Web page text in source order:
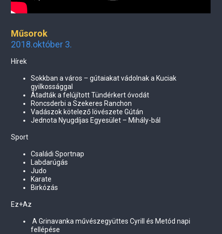
Műsorok
2018.október 3.
Hírek
Sokkban a város – gútaiakat vádolnak a Kuciak
gyilkossággal
Átadták a felújított Tündérkert óvodát
Roncsderbi a Szekeres Ranchon
Vadászok kötelező lövészete Gútán
Jednota Nyugdíjas Egyesület – Mihály-bál
Sport
Családi Sportnap
Labdarúgás
Judo
Karate
Birkózás
Ez+Az
A Grinavanka művészegyüttes Cyrill és Metód napi
fellépése